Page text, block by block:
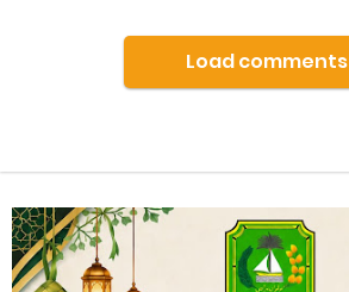
Load comments